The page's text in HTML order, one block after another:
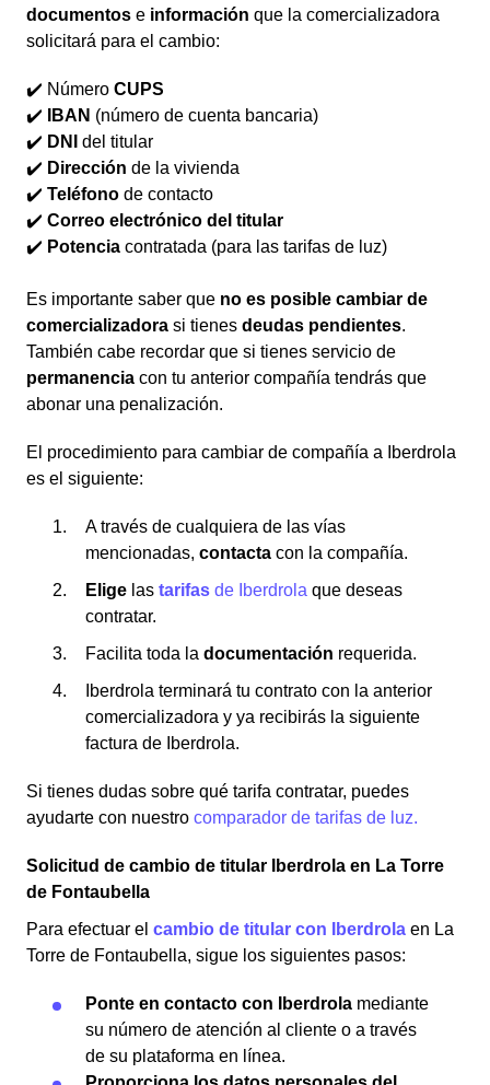
documentos e información que la comercializadora
solicitará para el cambio:
✔️ Número CUPS
✔️
IBAN (número de cuenta bancaria)
✔️ DNI
del titular
✔️ Dirección de la vivienda
✔️ Teléfono de contacto
✔️ Correo electrónico del titular
✔️ Potencia contratada (para las tarifas de luz)
Es importante saber que no es posible cambiar de
comercializadora si tienes deudas pendientes.
También cabe recordar que si tienes servicio de
permanencia con tu anterior compañía tendrás que
abonar una penalización.
El procedimiento para cambiar de compañía a Iberdrola
es el siguiente:
A través de cualquiera de las vías
mencionadas, contacta con la compañía.
Elige las tarifas de Iberdrola que deseas
contratar.
Facilita toda la documentación requerida.
Iberdrola terminará tu contrato con la anterior
comercializadora y ya recibirás la siguiente
factura de Iberdrola.
Si tienes dudas sobre qué tarifa contratar, puedes
ayudarte con nuestro comparador de tarifas de luz.
Solicitud de cambio de titular Iberdrola en La Torre
de Fontaubella
Para efectuar el cambio de titular con Iberdrola en La
Torre de Fontaubella, sigue los siguientes pasos:
Ponte en contacto con Iberdrola mediante
su número de atención al cliente o a través
de su plataforma en línea.